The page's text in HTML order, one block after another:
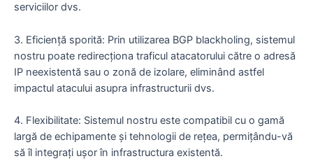
serviciilor dvs.
3. Eficiență sporită: Prin utilizarea BGP blackholing, sistemul
nostru poate redirecționa traficul atacatorului către o adresă
IP neexistentă sau o zonă de izolare, eliminând astfel
impactul atacului asupra infrastructurii dvs.
4. Flexibilitate: Sistemul nostru este compatibil cu o gamă
largă de echipamente și tehnologii de rețea, permițându-vă
să îl integrați ușor în infrastructura existentă.